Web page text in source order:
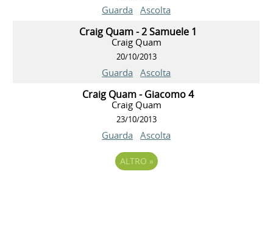
Guarda Ascolta
Craig Quam - 2 Samuele 1
Craig Quam
20/10/2013
Guarda Ascolta
Craig Quam - Giacomo 4
Craig Quam
23/10/2013
Guarda Ascolta
ALTRO »